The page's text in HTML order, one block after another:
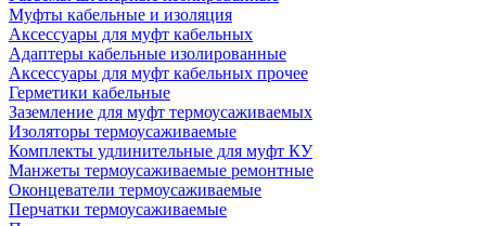
Муфты кабельные и изоляция
Аксессуары для муфт кабельных
Адаптеры кабельные изолированные
Аксессуары для муфт кабельных прочее
Герметики кабельные
Заземление для муфт термоусаживаемых
Изоляторы термоусаживаемые
Комплекты удлинительные для муфт КУ
Манжеты термоусаживаемые ремонтные
Оконцеватели термоусаживаемые
Перчатки термоусаживаемые